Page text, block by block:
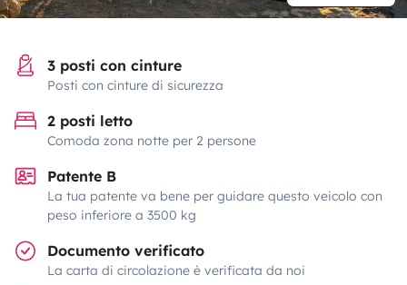
3 posti con cinture
Posti con cinture di sicurezza
2 posti letto
Comoda zona notte per 2 persone
Patente B
La tua patente va bene per guidare questo veicolo con
peso inferiore a 3500 kg
Documento verificato
La carta di circolazione è verificata da noi